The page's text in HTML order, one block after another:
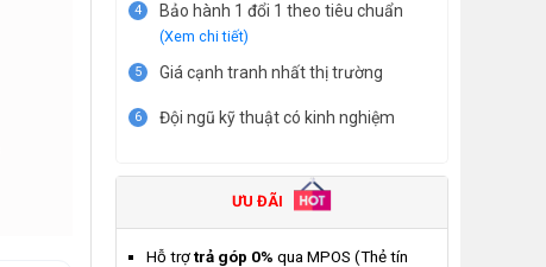
4 Bảo hành 1 đổi 1 theo tiêu chuẩn
(Xem chi tiết)
5 Giá cạnh tranh nhất thị trường
6 Đội ngũ kỹ thuật có kinh nghiệm
ƯU ĐÃI
Hỗ trợtrả góp 0% qua MPOS (Thẻ tín